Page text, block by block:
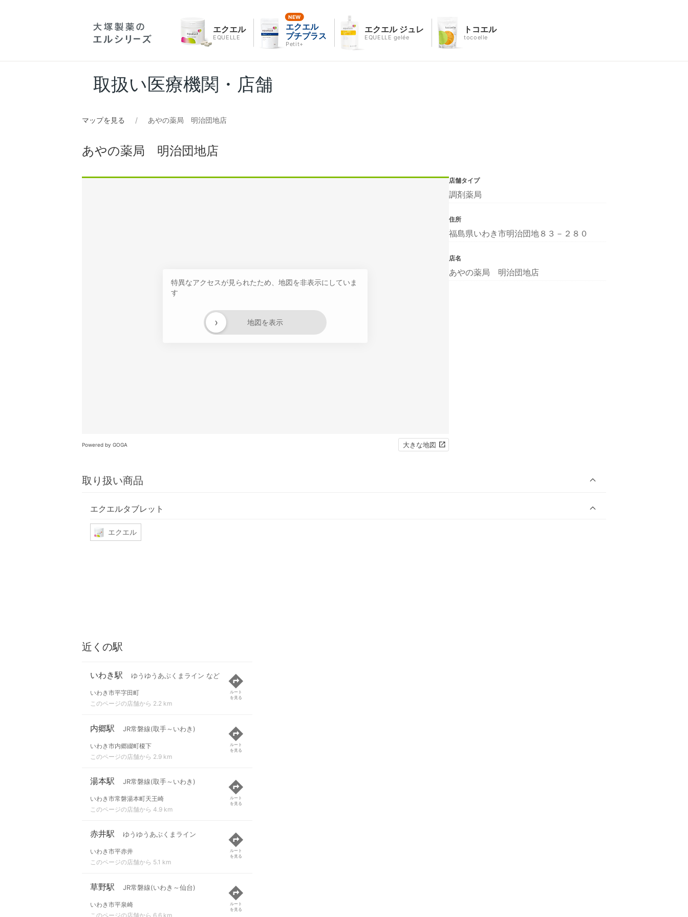
エクエル
EQUELLE
エクエル
プチプラス
Petit+
エクエル ジュレ
EQUELLE gelée
トコエル
tocoelle
取扱い医療機関・店舗
マップを見る あやの薬局 明治団地店
あやの薬局 明治団地店
特異なアクセスが見られたため、地図を非表示にしていま
す
地図を表示
›
Powered by GOGA 大きな地図
取り扱い商品
エクエルタブレット
エクエル
店舗タイプ
調剤薬局
住所
福島県いわき市明治団地８３－２８０
店名
あやの薬局 明治団地店
近くの駅
いわき駅 ゆうゆうあぶくまライン など
いわき市平字田町
このページの店舗から 2.2 km
ルート
を見る
内郷駅 JR常磐線(取手～いわき)
いわき市内郷綴町榎下
このページの店舗から 2.9 km
ルート
を見る
湯本駅 JR常磐線(取手～いわき)
いわき市常磐湯本町天王崎
このページの店舗から 4.9 km
ルート
を見る
赤井駅 ゆうゆうあぶくまライン
いわき市平赤井
このページの店舗から 5.1 km
ルート
を見る
草野駅 JR常磐線(いわき～仙台)
いわき市平泉崎
このページの店舗から 6.6 km
ルート
を見る